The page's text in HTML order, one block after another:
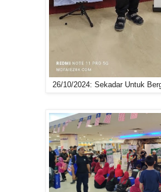
26/10/2024: Sekadar Untuk